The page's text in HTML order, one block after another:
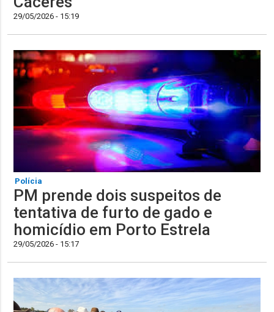
29/05/2026 - 15:19
Polícia
PM prende dois suspeitos de
tentativa de furto de gado e
homicídio em Porto Estrela
29/05/2026 - 15:17